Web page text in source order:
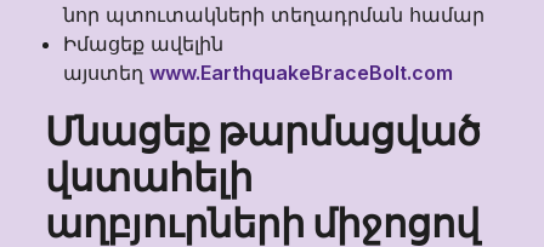
նոր պտուտակների տեղադրման համար
Իմացեք ավելին
այստեղwww.EarthquakeBraceBolt.com
Մնացեք թարմացված
վստահելի
աղբյուրների միջոցով